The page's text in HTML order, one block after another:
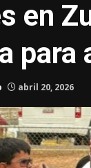
en
abril 20, 2026